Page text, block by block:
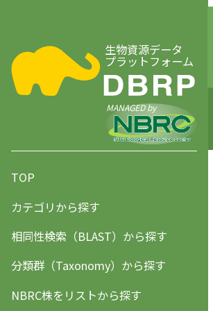
生物資源データ
プラットフォーム
MANAGED by
TOP
カテゴリから探す
相同性検索（BLAST）から探す
分類群（Taxonomy）から探す
NBRC株をリストから探す